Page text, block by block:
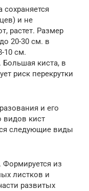
сохраняется
и не
растет. Размер
20-30 см. в
10 см.
Большая киста, в
риск перекрутки
и его
видов кист
следующие виды
. Формируется из
листков и
развитых